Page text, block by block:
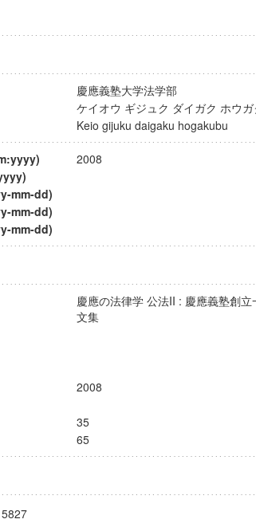
慶應義塾大学法学部
ケイオウ ギジュク ダイガク ホ
Keio gijuku daigaku hogakubu
2008
mm-dd)
mm-dd)
mm-dd)
慶應の法律学 公法II : 慶應義塾創
文集
2008
35
65